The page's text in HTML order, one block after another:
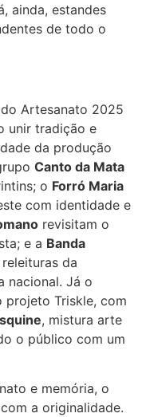
ainda, estandes
de todo o
Artesanato 2025
unir tradição e
da produção
Canto da Mata
o Forró Maria
com identidade e
revisitam o
e a Banda
da
nacional. Já o
projeto Triskle, com
, mistura arte
o público com um
e memória, o
a originalidade.